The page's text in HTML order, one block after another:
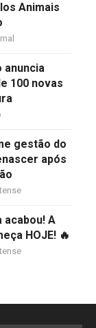
Animais
anuncia
100 novas
gestão do
após
A
HOJE! 🔥